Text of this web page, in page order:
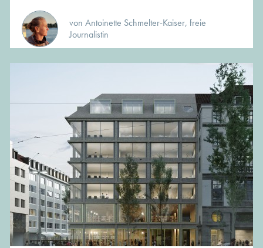
von Antoinette Schmelter-Kaiser, freie
Journalistin